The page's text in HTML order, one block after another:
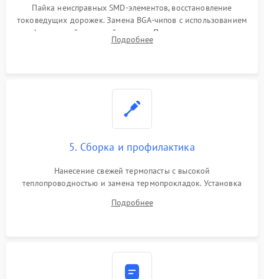
Пайка неисправных SMD-элементов, восстановление
токоведущих дорожек. Замена BGA-чипов с использованием
инфракрасной паяльной станции. Прошивка микросхемы
BIOS или замена поврежденных портов USB
Подробнее
5. Сборка и профилактика
Нанесение свежей термопасты с высокой
теплопроводностью и замена термопрокладок. Установка
шлейфов, модулей памяти и накопителей. Предварительная
Подробнее